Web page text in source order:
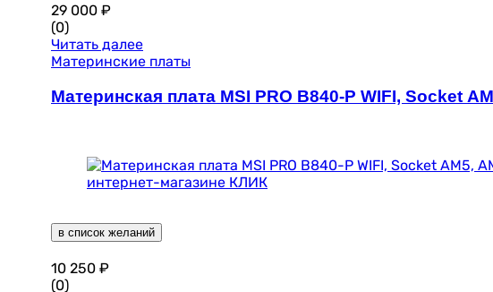
29 000 ₽
(0)
Читать далее
Материнские платы
Материнская плата MSI PRO B840-P WIFI, Socket
в список желаний
10 250 ₽
(0)